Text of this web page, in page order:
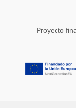
Proyecto